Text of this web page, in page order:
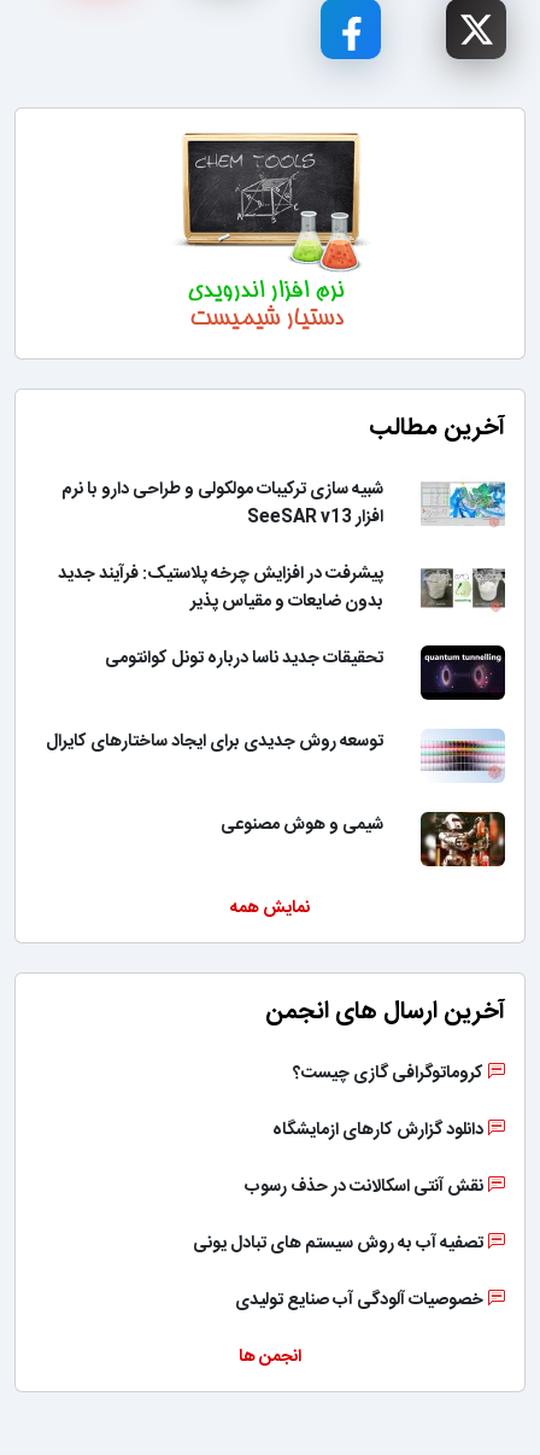
آخرین مطالب
شبیه سازی ترکیبات مولکولی و طراحی دارو با نرم
افزار SeeSAR v13
پیشرفت در افزایش چرخه پلاستیک: فرآیند جدید
بدون ضایعات و مقیاس پذیر
تحقیقات جدید ناسا درباره تونل کوانتومی
توسعه روش جدیدی برای ایجاد ساختارهای کایرال
شیمی و هوش مصنوعی
نمایش همه
آخرین ارسال های انجمن
کروماتوگرافی گازی چیست؟
دانلود گزارش کارهای ازمایشگاه
نقش آنتی اسکالانت در حذف رسوب
تصفیه آب به روش سیستم های تبادل یونی
خصوصیات آلودگی آب صنایع تولیدی
انجمن ها